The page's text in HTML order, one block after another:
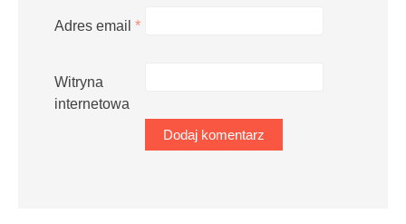
Adres email *
Witryna
internetowa